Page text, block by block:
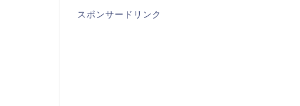
スポンサードリンク